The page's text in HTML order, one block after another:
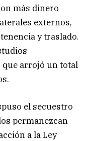
más dinero
externos,
y traslado.
que arrojó un total
el secuestro
permanezcan
a la Ley